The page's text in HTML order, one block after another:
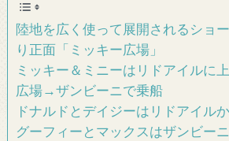
陸地を広く使って展開されるショ
り正面「ミッキー広場」
ミッキー＆ミニーはリドアイルに
広場→ザンビーニで乗船
ドナルドとデイジーはリドアイル
グーフィーとマックスはザンビー